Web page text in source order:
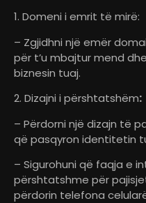
1. Domeni i emrit të mirë:
– Zgjidhni një emër
për t’u mbajtur mend
biznesin tuaj.
2. Dizajni i përshtatshëm:
– Përdorni një dizajn të
që pasqyron identitetin
– Sigurohuni që faqja e
përshtatshme për
përdorin telefona